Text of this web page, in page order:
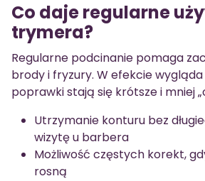
Co daje regularne
trymera?
Regularne podcinanie pomaga
brody i fryzury. W efekcie
poprawki stają się krótsze i mniej
Utrzymanie konturu bez
wizytę u barbera
Możliwość częstych korekt,
rosną